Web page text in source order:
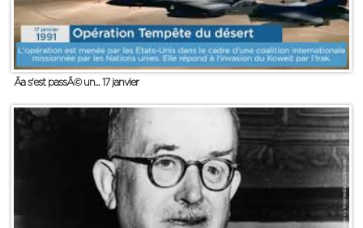
Ãa s'est passÃ© un... 17 janvier